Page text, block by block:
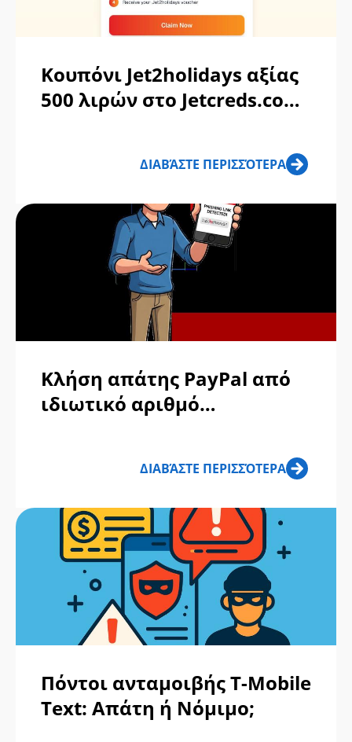
Κουπόνι Jet2holidays αξίας
500 λιρών στο Jetcreds.com:
ΔΙΑΒΆΣΤΕ ΠΕΡΙΣΣΌΤΕΡΑ
Κλήση απάτης PayPal από
ιδιωτικό αριθμό
απατεώνες προσπαθούν να
κλέψουν τον κωδικό 2FA
σας;
ΔΙΑΒΆΣΤΕ ΠΕΡΙΣΣΌΤΕΡΑ
Πόντοι ανταμοιβής T-Mobile
Text: Απάτη ή Νόμιμο;